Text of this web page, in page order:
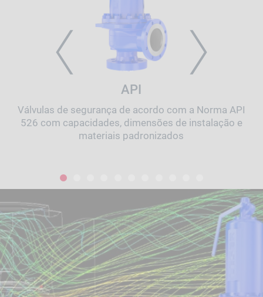
API
Válvulas de segurança de acordo com a Norma API
526 com capacidades, dimensões de instalação e
materiais padronizados
NEXT